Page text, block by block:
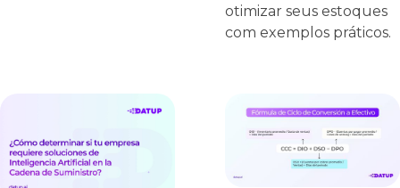
otimizar seus estoques
com exemplos práticos.